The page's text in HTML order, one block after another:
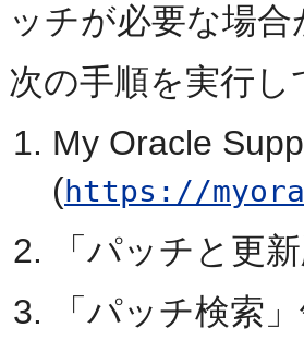
ッチが必要な場
次の手順を実行
My Oracle
(https://
「パッチと更新
「パッチ検索」